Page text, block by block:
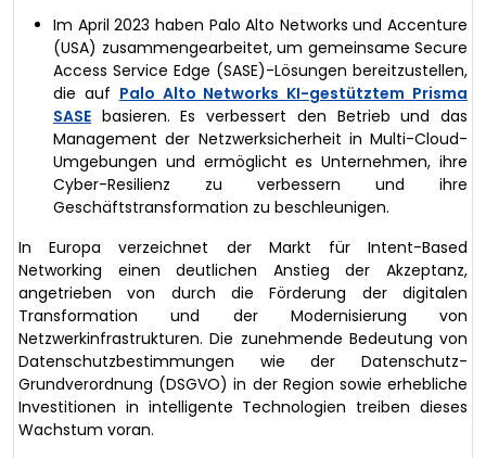
Im April 2023 haben Palo Alto Networks und Accenture
(USA) zusammengearbeitet, um gemeinsame Secure
Access Service Edge (SASE)-Lösungen bereitzustellen,
die auf Palo Alto Networks KI-gestütztem Prisma
SASE basieren. Es verbessert den Betrieb und das
Management der Netzwerksicherheit in Multi-Cloud-
Umgebungen und ermöglicht es Unternehmen, ihre
Cyber-Resilienz zu verbessern und ihre
Geschäftstransformation zu beschleunigen.
In Europa verzeichnet der Markt für Intent-Based
Networking einen deutlichen Anstieg der Akzeptanz,
angetrieben von durch die Förderung der digitalen
Transformation und der Modernisierung von
Netzwerkinfrastrukturen. Die zunehmende Bedeutung von
Datenschutzbestimmungen wie der Datenschutz-
Grundverordnung (DSGVO) in der Region sowie erhebliche
Investitionen in intelligente Technologien treiben dieses
Wachstum voran.